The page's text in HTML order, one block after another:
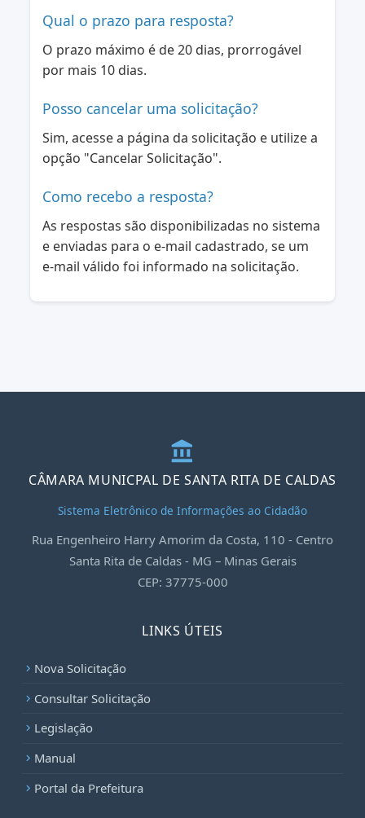
Qual o prazo para resposta?
O prazo máximo é de 20 dias, prorrogável
por mais 10 dias.
Posso cancelar uma solicitação?
Sim, acesse a página da solicitação e utilize a
opção "Cancelar Solicitação".
Como recebo a resposta?
As respostas são disponibilizadas no sistema
e enviadas para o e-mail cadastrado, se um
e-mail válido foi informado na solicitação.
account_balance
CÂMARA MUNICPAL DE SANTA RITA DE CALDAS
Sistema Eletrônico de Informações ao Cidadão
Rua Engenheiro Harry Amorim da Costa, 110 - Centro
Santa Rita de Caldas - MG – Minas Gerais
CEP: 37775-000
LINKS ÚTEIS
chevron_right Nova Solicitação
chevron_right Consultar Solicitação
chevron_right Legislação
chevron_right Manual
chevron_right Portal da Prefeitura